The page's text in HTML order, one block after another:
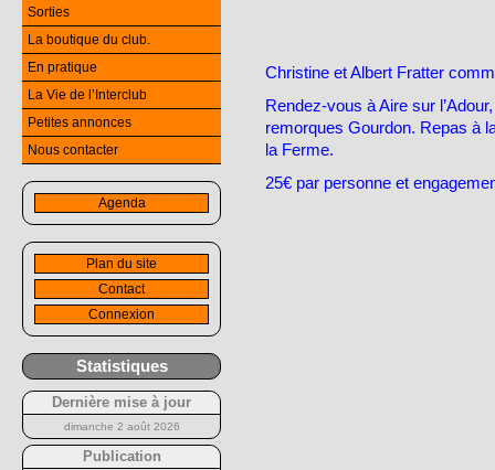
Christine et Albert Fratter
Rendez-vous à Aire sur
remorques Gourdon. Repas à
la Ferme.
25€ par personne et
Sorties
La boutique du club.
En pratique
La Vie de l’Interclub
Petites annonces
Nous contacter
Agenda
Plan du site
Contact
Connexion
Statistiques
Dernière mise à jour
dimanche 2 août 2026
Publication